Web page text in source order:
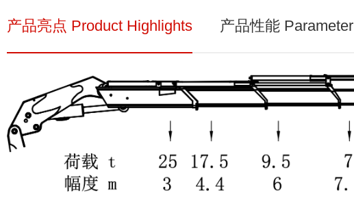
产品亮点 Product Highlights 产品性能 Parameter